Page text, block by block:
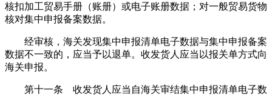
核扣加工贸易手册（账册）或电子账册数据；对一般贸易货物
核对集中申报备案数据。
经审核，海关发现集中申报清单电子数据与集中申报备案
数据不一致的，应当予以退单。收发货人应当以报关单方式向
海关申报。
第十一条 收发货人应当自海关审结集中申报清单电子数